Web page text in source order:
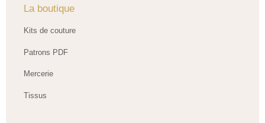
La boutique
Kits de couture
Patrons PDF
Mercerie
Tissus